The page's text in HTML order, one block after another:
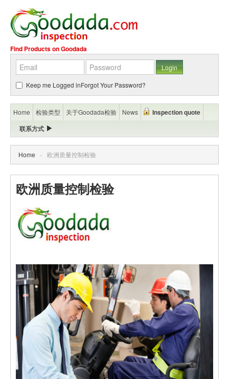
Find Products on Goodada
Keep me Logged inForgot Your Password?
Home 检验类型 关于Goodada检验 News
Inspection quote
联系方式
Home » 欧洲质量控制检验
欧洲质量控制检验